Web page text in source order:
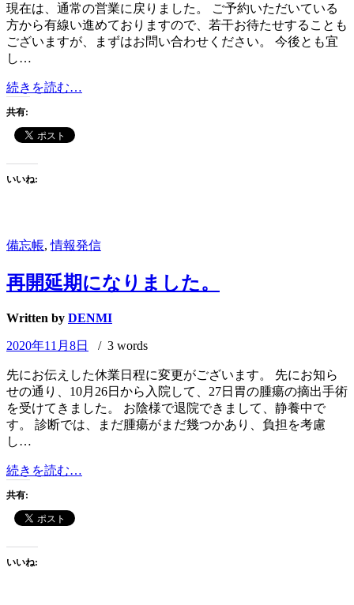
現在は、通常の営業に戻りました。 ご予約いただいている
方から有線い進めておりますので、若干お待たせすることも
ございますが、まずはお問い合わせください。 今後とも宜
し…
続きを読む…
ま
共有:
いいね:
備忘帳,情報発信
再開延期になりました。
Written by DENMI
2020年11月8日 / 3 words
先にお伝えした休業日程に変更がございます。 先にお知ら
せの通り、10月26日から入院して、27日胃の腫瘍の摘出手術
を受けてきました。 お陰様で退院できまして、静養中で
す。 診断では、まだ腫瘍がまだ幾つかあり、負担を考慮
し…
続きを読む…
共有:
いいね: